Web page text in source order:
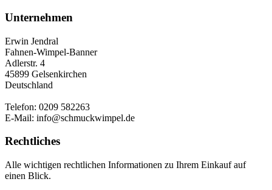
Unternehmen
Erwin Jendral
Fahnen-Wimpel-Banner
Adlerstr. 4
45899 Gelsenkirchen
Deutschland
Telefon: 0209 582263
E-Mail: info@schmuckwimpel.de
Rechtliches
Alle wichtigen rechtlichen Informationen zu Ihrem Einkauf auf
einen Blick.